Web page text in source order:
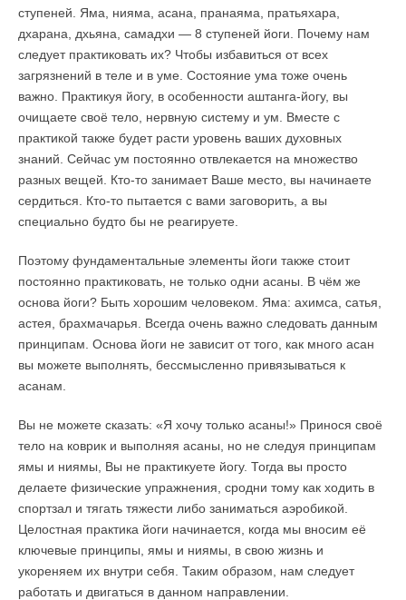
ступеней. Яма, нияма, асана, пранаяма, пратьяхара,
дхарана, дхьяна, самадхи — 8 ступеней йоги. Почему нам
следует практиковать их? Чтобы избавиться от всех
загрязнений в теле и в уме. Состояние ума тоже очень
важно. Практикуя йогу, в особенности аштанга-йогу, вы
очищаете своё тело, нервную систему и ум. Вместе с
практикой также будет расти уровень ваших духовных
знаний. Сейчас ум постоянно отвлекается на множество
разных вещей. Кто-то занимает Ваше место, вы начинаете
сердиться. Кто-то пытается с вами заговорить, а вы
специально будто бы не реагируете.
Поэтому фундаментальные элементы йоги также стоит
постоянно практиковать, не только одни асаны. В чём же
основа йоги? Быть хорошим человеком. Яма: ахимса, сатья,
астея, брахмачарья. Всегда очень важно следовать данным
принципам. Основа йоги не зависит от того, как много асан
вы можете выполнять, бессмысленно привязываться к
асанам.
Вы не можете сказать: «Я хочу только асаны!» Принося своё
тело на коврик и выполняя асаны, но не следуя принципам
ямы и ниямы, Вы не практикуете йогу. Тогда вы просто
делаете физические упражнения, сродни тому как ходить в
спортзал и тягать тяжести либо заниматься аэробикой.
Целостная практика йоги начинается, когда мы вносим её
ключевые принципы, ямы и ниямы, в свою жизнь и
укореняем их внутри себя. Таким образом, нам следует
работать и двигаться в данном направлении.